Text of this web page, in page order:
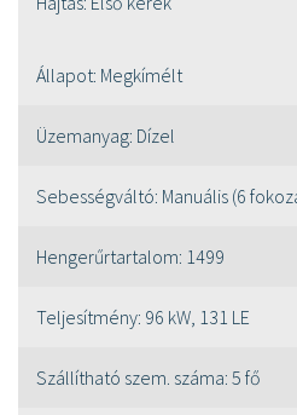
Állapot: Megkímélt
Üzemanyag: Dízel
Sebességváltó: Manuális (6
Hengerűrtartalom: 1499
Teljesítmény: 96 kW, 131 LE
Szállítható szem. száma: 5 fő